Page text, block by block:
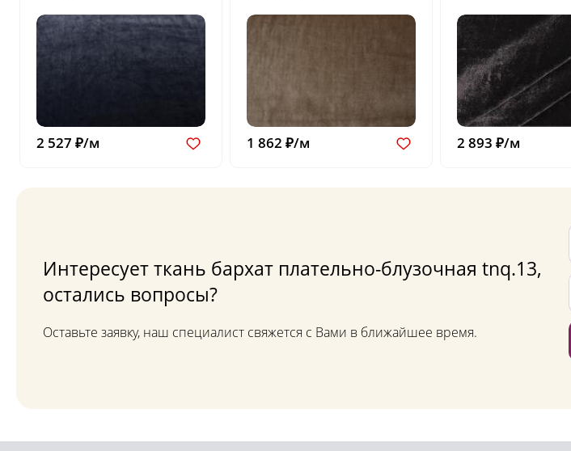
2 527 ₽/м 1 862 ₽/м 2 893 ₽/м
Интересует ткань бархат плательно-блузочная tnq.13,
остались вопросы?
Оставьте заявку, наш специалист свяжется с Вами в ближайшее время.